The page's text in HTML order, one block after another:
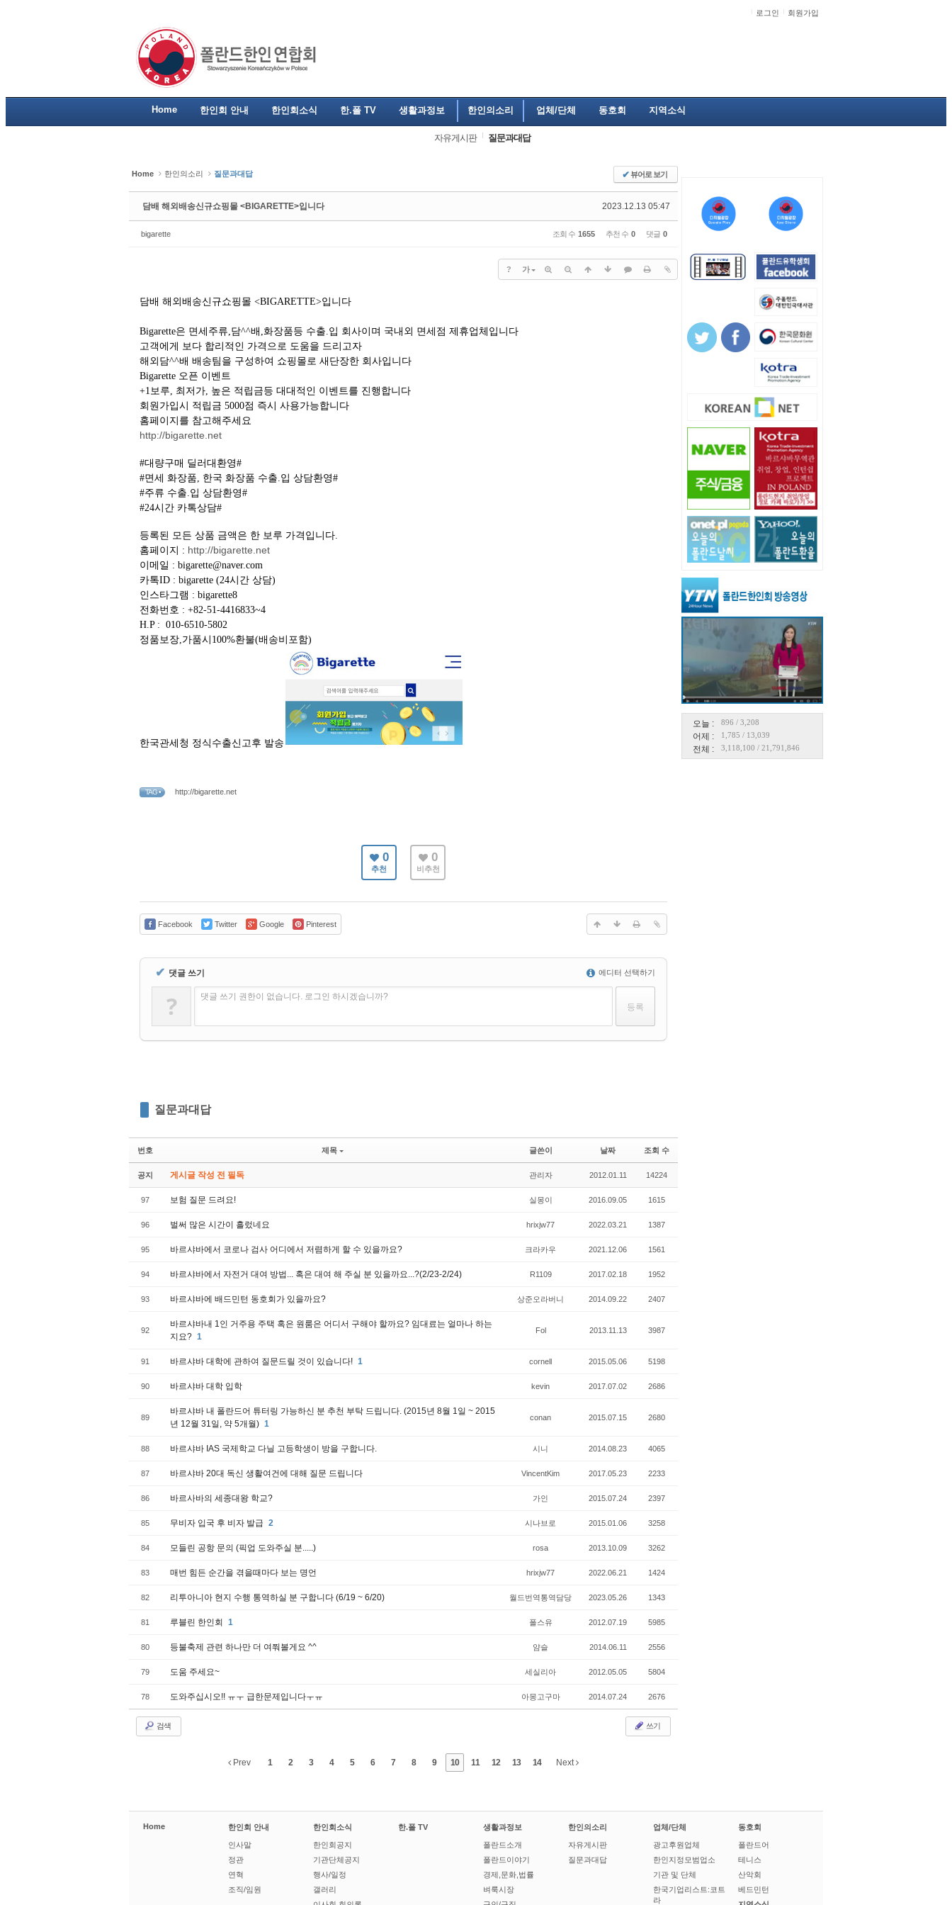
로그인 회원가입
Home 한인회 안내 한인회소식 한.폴 TV 생활과정보 한인의소리 업체/단체 동호회 지역소식
자유게시판 질문과대답
오늘 : 896 / 3,208
어제 : 1,785 / 13,039
전체 : 3,118,100 / 21,791,846
Home 한인의소리 질문과대답 ✔뷰어로 보기
2023.12.13 05:47
담배 해외배송신규쇼핑몰 <BIGARETTE>입니다
bigarette 조회 수 1655 추천 수 0 댓글 0
? 가
담배 해외배송신규쇼핑몰 <BIGARETTE>입니다
Bigarette은 면세주류,담^^배,화장품등 수출.입 회사이며 국내외 면세점 제휴업체입니다
고객에게 보다 합리적인 가격으로 도움을 드리고자
해외담^^배 배송팀을 구성하여 쇼핑몰로 새단장한 회사입니다
Bigarette 오픈 이벤트
+1보루, 최저가, 높은 적립금등 대대적인 이벤트를 진행합니다
회원가입시 적립금 5000점 즉시 사용가능합니다
홈페이지를 참고해주세요
http://bigarette.net
#대량구매 딜러대환영#
#면세 화장품, 한국 화장품 수출.입 상담환영#
#주류 수출.입 상담환영#
#24시간 카톡상담#
등록된 모든 상품 금액은 한 보루 가격입니다.
홈페이지 : http://bigarette.net
이메일 : bigarette@naver.com
카톡ID : bigarette (24시간 상담)
인스타그램 : bigarette8
전화번호 : +82-51-4416833~4
H.P : 010-6510-5802
정품보장,가품시100%환불(배송비포함)
한국관세청 정식수출신고후 발송
TAG • http://bigarette.net
0
추천
0
비추천
Facebook Twitter Google Pinterest
✔ 댓글 쓰기 에디터 선택하기
? 댓글 쓰기 권한이 없습니다. 로그인 하시겠습니까?
질문과대답
번호 제목 글쓴이 날짜 조회 수
공지 게시글 작성 전 필독 관리자 2012.01.11 14224
97 보험 질문 드려요! 실몽이 2016.09.05 1615
96 벌써 많은 시간이 흘렀네요 hrixjw77 2022.03.21 1387
95 바르샤바에서 코로나 검사 어디에서 저렴하게 할 수 있을까요? 크라카우 2021.12.06 1561
94 바르샤바에서 자전거 대여 방법... 혹은 대여 해 주실 분 있을까요...?(2/23-2/24) R1109 2017.02.18 1952
93 바르샤바에 배드민턴 동호회가 있을까요? 상준오라버니 2014.09.22 2407
92
바르샤바내 1인 거주용 주택 혹은 원룸은 어디서 구해야 할까요? 임대료는 얼마나 하는
지요? 1
Fol 2013.11.13 3987
91 바르샤바 대학에 관하여 질문드릴 것이 있습니다! 1 cornell 2015.05.06 5198
90 바르샤바 대학 입학 kevin 2017.07.02 2686
89
바르샤바 내 폴란드어 튜터링 가능하신 분 추천 부탁 드립니다. (2015년 8월 1일 ~ 2015
년 12월 31일, 약 5개월) 1
conan 2015.07.15 2680
88 바르샤바 IAS 국제학교 다닐 고등학생이 방을 구합니다. 시니 2014.08.23 4065
87 바르샤바 20대 독신 생활여건에 대해 질문 드립니다 VincentKim 2017.05.23 2233
86 바르사바의 세종대왕 학교? 가인 2015.07.24 2397
85 무비자 입국 후 비자 발급 2 시나브로 2015.01.06 3258
84 모들린 공항 문의 (픽업 도와주실 분.....) rosa 2013.10.09 3262
83 매번 힘든 순간을 겪을때마다 보는 명언 hrixjw77 2022.06.21 1424
82 리투아니아 현지 수행 통역하실 분 구합니다 (6/19 ~ 6/20) 월드번역통역담당 2023.05.26 1343
81 루블린 한인회 1 폴스유 2012.07.19 5985
80 등불축제 관련 하나만 더 여쭤볼게요 ^^ 얌슬 2014.06.11 2556
79 도움 주세요~ 세실리아 2012.05.05 5804
78 도와주십시오!! ㅠㅜ 급한문제입니다ㅜㅠ 아몽고구마 2014.07.24 2676
검색 쓰기
Prev 1 2 3 4 5 6 7 8 9 10 11 12 13 14 Next
Home 한인회 안내
인사말
정관
연혁
조직/임원
한인회소식
한인회공지
기관단체공지
행사/일정
갤러리
한.폴 TV 생활과정보
폴란드소개
폴란드이야기
경제,문화,법률
벼룩시장
한인의소리
자유게시판
질문과대답
업체/단체
광고후원업체
한인지정모범업소
기관 및 단체
한국기업리스트:코트
라
동호회
폴란드어
테니스
산악회
베드민턴